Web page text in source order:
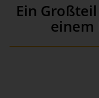
Ein
einem